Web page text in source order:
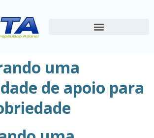
uma
de apoio para